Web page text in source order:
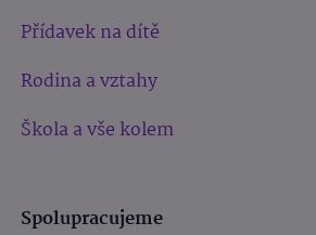
Přídavek na dítě
Rodina a vztahy
Škola a vše kolem
Spolupracujeme